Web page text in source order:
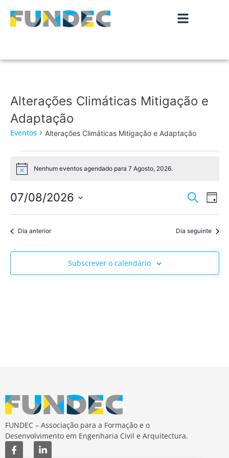
Alterações Climáticas Mitigação e
Adaptação
Eventos Alterações Climáticas Mitigação e Adaptação
Aviso Nenhum eventos agendado para 7 Agosto, 2026.
de
e
Pesquisar
de
de
Dia
07/08/2026
a
data.Dia anterior Dia seguinte
Subscrever o calendário
FUNDEC – Associação para a Formação e o
Desenvolvimento em Engenharia Civil e Arquitectura.